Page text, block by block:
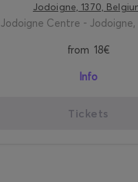
Jodoigne, 1370,
Jodoigne Centre - Jodoigne,
from 18€
Info
Tickets